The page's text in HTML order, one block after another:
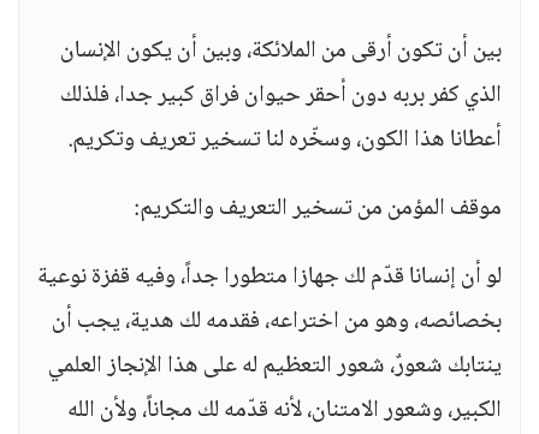
بين أن تكون أرقى من الملائكة، وبين أن يكون الإنسان
الذي كفر بربه دون أحقر حيوان فراق كبير جدا، فلذلك
أعطانا هذا الكون، وسخّره لنا تسخير تعريف وتكريم.
موقف المؤمن من تسخير التعريف والتكريم:
لو أن إنسانا قدّم لك جهازا متطورا جداً، وفيه قفزة نوعية
بخصائصه، وهو من اختراعه، فقدمه لك هدية، يجب أن
ينتابك شعورٌ، شعور التعظيم له على هذا الإنجاز العلمي
الكبير، وشعور الامتنان، لأنه قدّمه لك مجاناً، ولأن الله